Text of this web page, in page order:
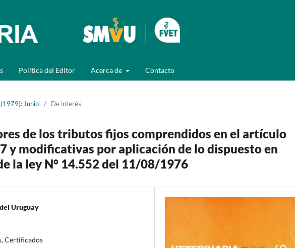
Política del Editor Acerca de Contacto
Junio / De interés
de los tributos fijos comprendidos en el artículo
y modificativas por aplicación de lo dispuesto en
la ley N° 14.552 del 11/08/1976
Uruguay
Certificados